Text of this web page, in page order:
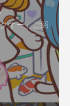
オー」ご紹